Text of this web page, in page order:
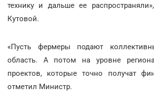
технику и дальше ее
Кутовой.
«Пусть фермеры подают
область. А потом на уровне
проектов, которые точно получат
отметил Министр.